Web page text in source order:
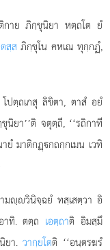
าย ภิกฺขุนิยา หตฺถโต ยํ
ตสฺส ภิกฺขุโน คหเณ ทุกฺกฏํ,
ปตฺถเกสุ ลิขิตา, ตาสํ อยํ
ยา’’ติ จตุตฺถี, ‘‘รถิกาที
ยํ มาติกฏฺกถกฺกเมน เวทิ
มฺวินิจฺฉยํ ทสฺเสตฺวา อิ
าทิ. ตตฺถ เอตฺถาติ อิมสฺมึ
ยา.วากฺยโตติ ‘‘อนฺตรฆรํ